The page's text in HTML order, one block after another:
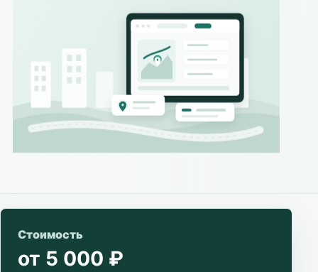
Стоимость
от 5 000 ₽